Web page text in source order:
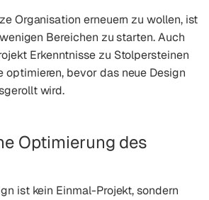
Organisation erneuern zu wollen, ist
Bereichen zu starten. Auch
Erkenntnisse zu Stolpersteinen
optimieren, bevor das neue Design
wird.
Optimierung des
ist kein Einmal-Projekt, sondern